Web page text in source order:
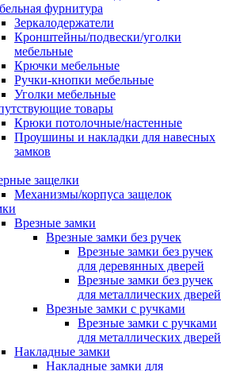
фурнитура
Зеркалодержатели
Кронштейны/подвески/уголки
мебельные
Крючки мебельные
Ручки-кнопки мебельные
Уголки мебельные
товары
Крюки потолочные/настенные
Проушины и накладки для навесных
замков
защелки
Механизмы/корпуса защелок
Врезные замки
Врезные замки без ручек
Врезные замки без ручек
для деревянных дверей
Врезные замки без ручек
для металлических дверей
Врезные замки с ручками
Врезные замки с ручками
для металлических дверей
Накладные замки
Накладные замки для